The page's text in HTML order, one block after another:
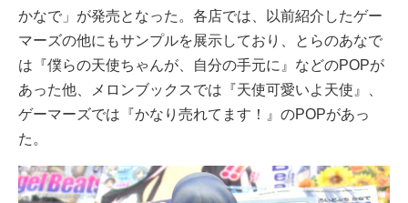
かなで」が発売となった。各店では、以前紹介したゲー
マーズの他にもサンプルを展示しており、とらのあなで
は『僕らの天使ちゃんが、自分の手元に』などのPOPが
あった他、メロンブックスでは『天使可愛いよ天使』、
ゲーマーズでは『かなり売れてます！』のPOPがあっ
た。